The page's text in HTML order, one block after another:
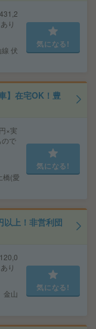
り
伏
気になる!
】在宅OK！豊
×実
で
(愛
気になる!
以上！非営利団
り
金山
気になる!